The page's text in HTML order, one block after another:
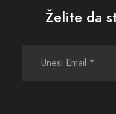
naš svijet mirisa i
Želite da